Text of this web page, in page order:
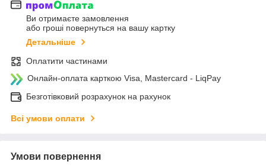
Ви отримаєте замовлення
або гроші повернуться на вашу картку
Детальніше
Оплатити частинами
Онлайн-оплата карткою Visa, Mastercard - LiqPay
Безготівковий розрахунок на рахунок
Всі умови оплати
Умови повернення